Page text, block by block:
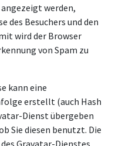
werden,
des Besuchers und den
wird der Browser
von Spam zu
kann eine
erstellt (auch Hash
Dienst übergeben
Sie diesen benutzt. Die
Gravatar-Dienstes